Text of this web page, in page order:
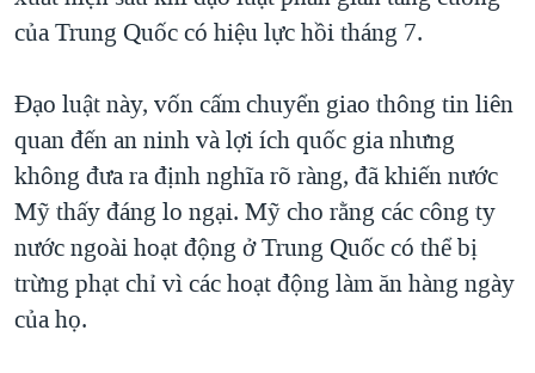
của Trung Quốc có hiệu lực hồi tháng 7.
Đạo luật này, vốn cấm chuyển giao thông tin liên
quan đến an ninh và lợi ích quốc gia nhưng
không đưa ra định nghĩa rõ ràng, đã khiến nước
Mỹ thấy đáng lo ngại. Mỹ cho rằng các công ty
nước ngoài hoạt động ở Trung Quốc có thể bị
trừng phạt chỉ vì các hoạt động làm ăn hàng ngày
của họ.